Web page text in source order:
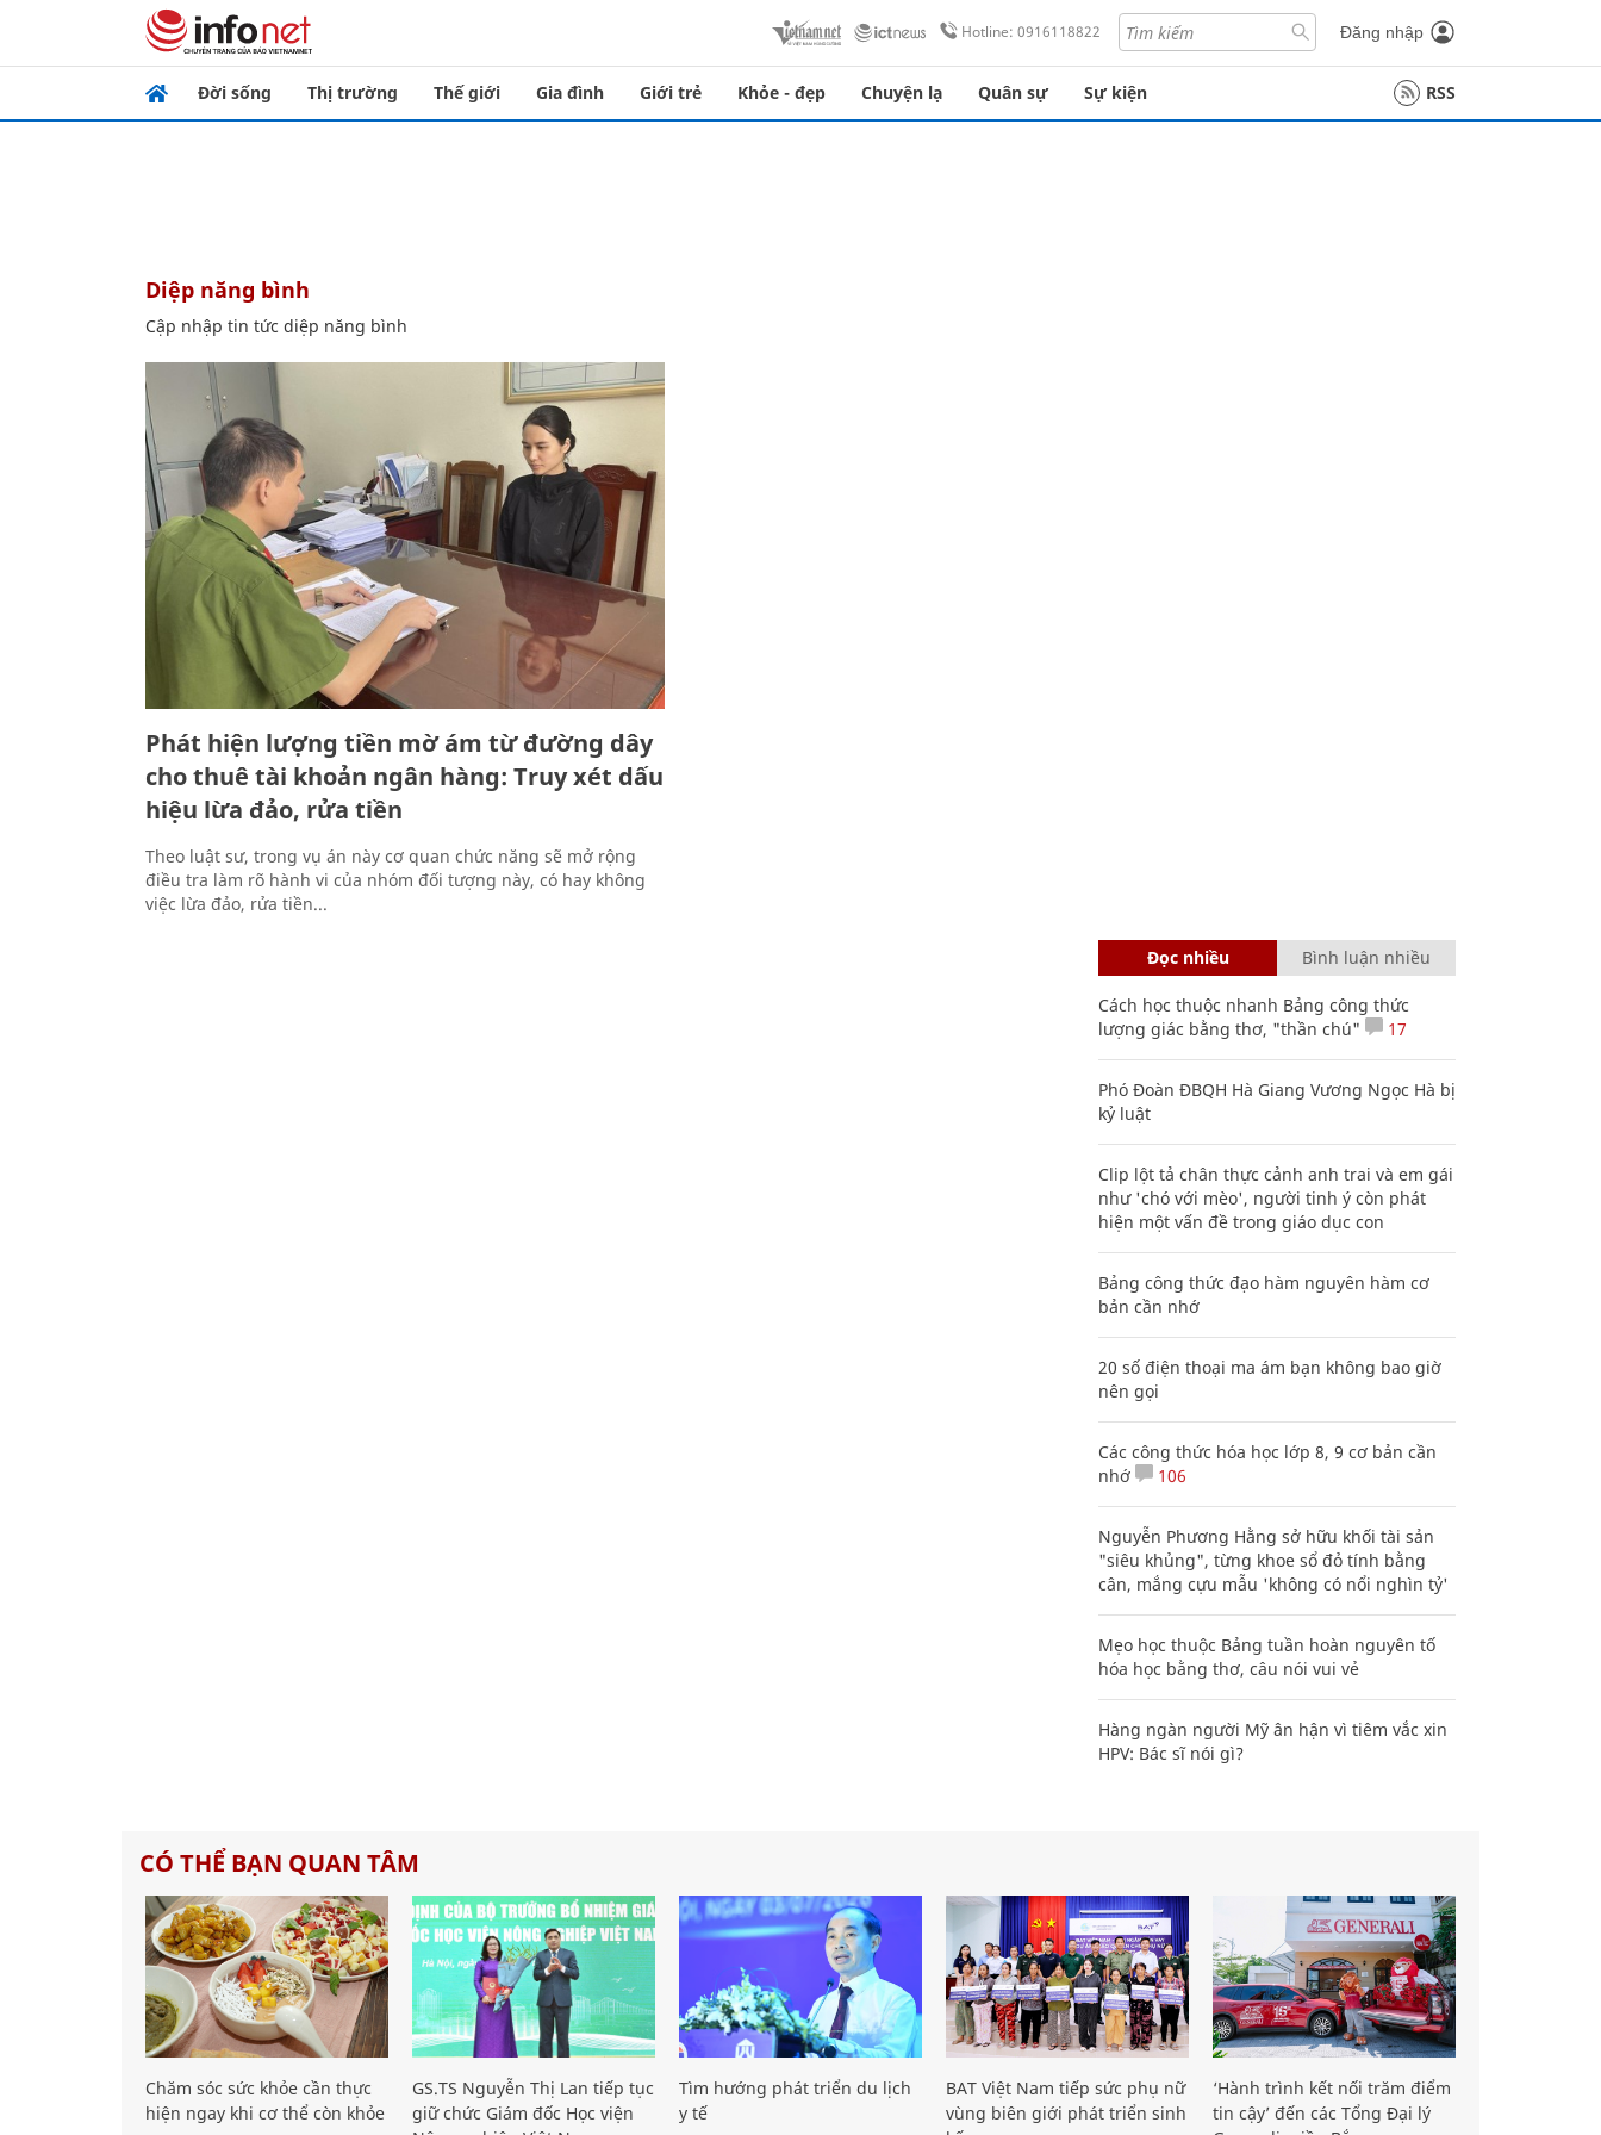
Hotline: 0916118822 Đăng nhập
Đời sống Thị trường Thế giới Gia đình Giới trẻ Khỏe - đẹp Chuyện lạ Quân sự Sự kiện RSS
diệp năng bình
Cập nhập tin tức diệp năng bình
Phát hiện lượng tiền mờ ám từ đường dây
cho thuê tài khoản ngân hàng: Truy xét dấu
hiệu lừa đảo, rửa tiền
Theo luật sư, trong vụ án này cơ quan chức năng sẽ mở rộng
điều tra làm rõ hành vi của nhóm đối tượng này, có hay không
việc lừa đảo, rửa tiền...
Đọc nhiều Bình luận nhiều
Cách học thuộc nhanh Bảng công thức
lượng giác bằng thơ, "thần chú"
17
Phó Đoàn ĐBQH Hà Giang Vương Ngọc Hà bị
kỷ luật
Clip lột tả chân thực cảnh anh trai và em gái
như 'chó với mèo', người tinh ý còn phát
hiện một vấn đề trong giáo dục con
Bảng công thức đạo hàm nguyên hàm cơ
bản cần nhớ
20 số điện thoại ma ám bạn không bao giờ
nên gọi
Các công thức hóa học lớp 8, 9 cơ bản cần
nhớ
106
Nguyễn Phương Hằng sở hữu khối tài sản
"siêu khủng", từng khoe sổ đỏ tính bằng
cân, mắng cựu mẫu 'không có nổi nghìn tỷ'
Mẹo học thuộc Bảng tuần hoàn nguyên tố
hóa học bằng thơ, câu nói vui vẻ
Hàng ngàn người Mỹ ân hận vì tiêm vắc xin
HPV: Bác sĩ nói gì?
CÓ THỂ BẠN QUAN TÂM
Chăm sóc sức khỏe cần thực
hiện ngay khi cơ thể còn khỏe
GS.TS Nguyễn Thị Lan tiếp tục
giữ chức Giám đốc Học viện
Tìm hướng phát triển du lịch
y tế
BAT Việt Nam tiếp sức phụ nữ
vùng biên giới phát triển sinh
‘Hành trình kết nối trăm điểm
tin cậy’ đến các Tổng Đại lý